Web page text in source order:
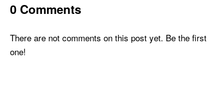
0 Comments
There are not comments on this post yet. Be the first
one!